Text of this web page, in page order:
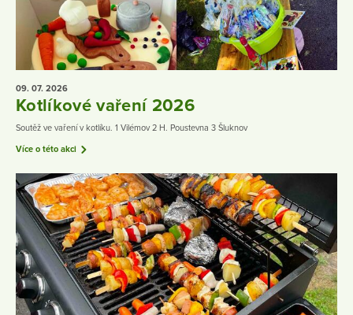
09. 07. 2026
Kotlíkové vaření 2026
Soutěž ve vaření v kotlíku. 1 Vilémov 2 H. Poustevna 3 Šluknov
Více o této akci